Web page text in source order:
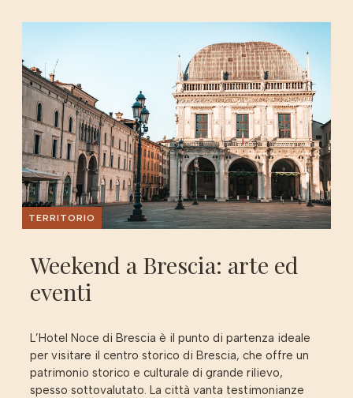
TERRITORIO
Weekend a Brescia: arte ed
eventi
L’Hotel Noce di Brescia è il punto di partenza ideale
per visitare il centro storico di Brescia, che offre un
patrimonio storico e culturale di grande rilievo,
spesso sottovalutato. La città vanta testimonianze